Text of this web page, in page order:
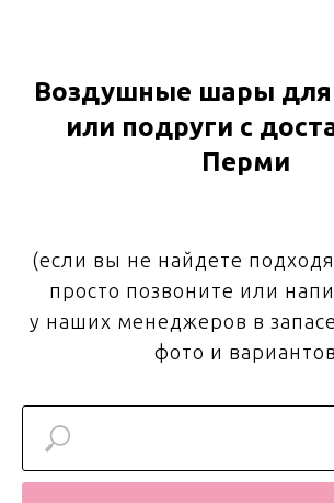
Воздушные шары
или подруги с
Перми
(если вы не найдете
просто позвоните или
у наших менеджеров в
фото и вариантов